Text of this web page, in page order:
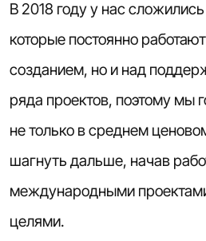
В 2018 году у нас
которые постоянно
созданием, но и над
ряда проектов, поэтому мы
не только в среднем
шагнуть дальше, начав
международными
целями.